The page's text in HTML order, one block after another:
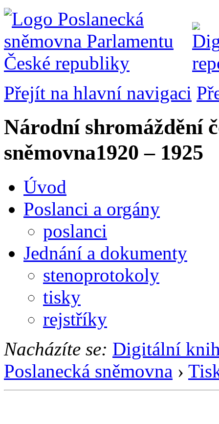
Přejít na hlavní navigaci
Národní shromáždění
sněmovna1920 – 1925
Úvod
Poslanci a orgány
poslanci
Jednání a dokumenty
stenoprotokoly
tisky
rejstříky
Nacházíte se: Digitální
Poslanecká sněmovna ›